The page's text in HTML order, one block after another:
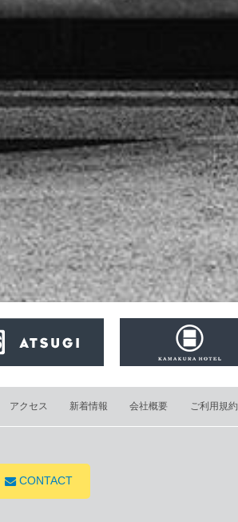
アクセス 新着情報 会社概要 ご利用規約
CONTACT